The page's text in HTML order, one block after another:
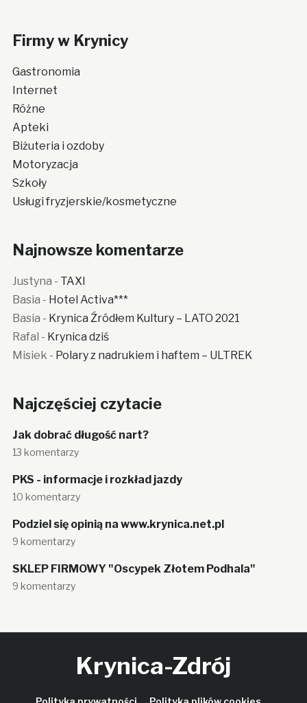
Firmy w Krynicy
Gastronomia
Internet
Różne
Apteki
Biżuteria i ozdoby
Motoryzacja
Szkoły
Usługi fryzjerskie/kosmetyczne
Najnowsze komentarze
Justyna - TAXI
Basia - Hotel Activa***
Basia - Krynica Źródłem Kultury – LATO 2021
Rafal - Krynica dziś
Misiek - Polary z nadrukiem i haftem – ULTREK
Najczęściej czytacie
Jak dobrać długość nart?
13 komentarzy
PKS - informacje i rozkład jazdy
10 komentarzy
Podziel się opinią na www.krynica.net.pl
9 komentarzy
SKLEP FIRMOWY "Oscypek Złotem Podhala"
9 komentarzy
Krynica-Zdrój